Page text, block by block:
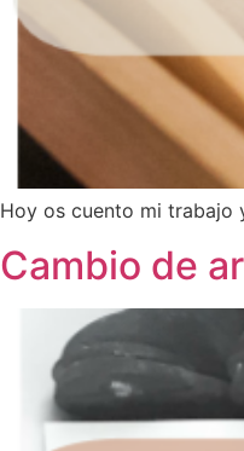
Hoy os cuento mi trabajo
Cambio de